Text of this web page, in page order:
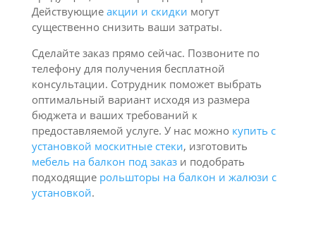
Действующие акции и скидки могут
существенно снизить ваши затраты.
Сделайте заказ прямо сейчас. Позвоните по
телефону для получения бесплатной
консультации. Сотрудник поможет выбрать
оптимальный вариант исходя из размера
бюджета и ваших требований к
предоставляемой услуге. У нас можно купить с
установкой москитные стеки, изготовить
мебель на балкон под закази подобрать
подходящие рольшторы на балкон и жалюзи с
установкой.